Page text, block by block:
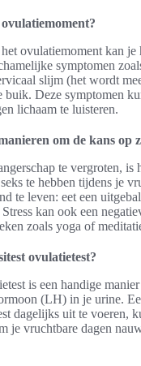
ovulatiemoment kan
symptomen
slijm (het wordt
buik. Deze symptomen
lichaam te luisteren.
om de kans op
te vergroten,
te hebben tijdens je
te leven: eet een
kan ook een
zoals yoga of
ovulatietest?
is een handige
(LH) in je urine.
dagelijks uit te voeren,
je vruchtbare dagen